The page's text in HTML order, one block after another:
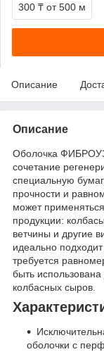
300 ₸ от 500 м
Описание
Описание
Оболочка ФИБРОУЗ
сочетание
специальную
прочности и
может
продукции:
ветчины и другие
идеально
требуется
быть
колбасных сыров.
оболочки с